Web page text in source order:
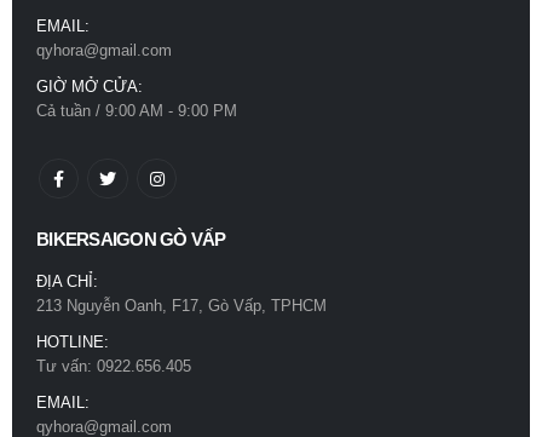
EMAIL:
qyhora@gmail.com
GIỜ MỞ CỬA:
Cả tuần / 9:00 AM - 9:00 PM
BIKERSAIGON GÒ VẤP
ĐỊA CHỈ:
213 Nguyễn Oanh, F17, Gò Vấp, TPHCM
HOTLINE:
Tư vấn: 0922.656.405
EMAIL:
qyhora@gmail.com